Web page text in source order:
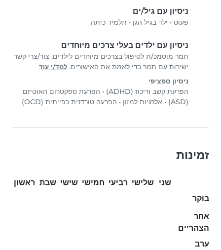
ניסיון עם גיל/ים
פעוט • ילד בגיל הגן • תלמיד כיתה
ניסיון עם ילדים בעלי צרכים מיוחדים
תמר מוסמכ/ת לטיפול בצרכים מיוחדים לילדים. צור/צרי קשר
ישירות עם תמר כדי לאמת את האישורים. למד/י עוד
ניסיון ספציפי
הפרעת קשב וריכוז (ADHD)
• הפרעת ספקטרום האוטיזם
(ASD)
• אלרגיות למזון • הפרעה טורדנית כפייתית (OCD)
זמינות
שני שלישי רביעי חמישי שישי שבת ראשון
בוקר
אחר
הצהריים
ערב